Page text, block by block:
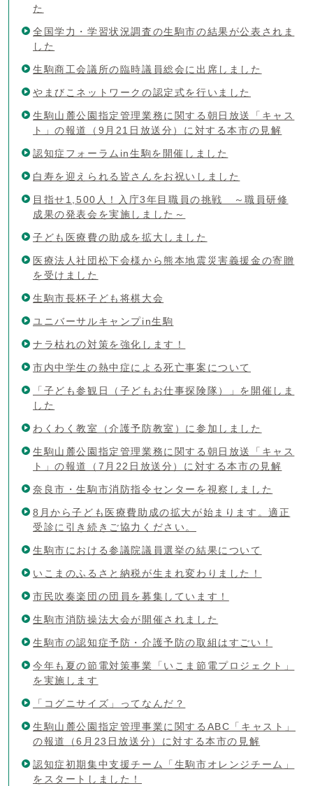
た
全国学力・学習状況調査の生駒市の結果が公表されま
した
生駒商工会議所の臨時議員総会に出席しました
やまびこネットワークの認定式を行いました
生駒山麓公園指定管理業務に関する朝日放送「キャス
ト」の報道（9月21日放送分）に対する本市の見解
認知症フォーラムin生駒を開催しました
白寿を迎えられる皆さんをお祝いしました
目指せ1,500人！入庁3年目職員の挑戦 ～職員研修
成果の発表会を実施しました～
子ども医療費の助成を拡大しました
医療法人社団松下会様から熊本地震災害義援金の寄贈
を受けました
生駒市長杯子ども将棋大会
ユニバーサルキャンプin生駒
ナラ枯れの対策を強化します！
市内中学生の熱中症による死亡事案について
「子ども参観日（子どもお仕事探険隊）」を開催しま
した
わくわく教室（介護予防教室）に参加しました
生駒山麓公園指定管理業務に関する朝日放送「キャス
ト」の報道（7月22日放送分）に対する本市の見解
奈良市・生駒市消防指令センターを視察しました
8月から子ども医療費助成の拡大が始まります。適正
受診に引き続きご協力ください。
生駒市における参議院議員選挙の結果について
いこまのふるさと納税が生まれ変わりました！
市民吹奏楽団の団員を募集しています！
生駒市消防操法大会が開催されました
生駒市の認知症予防・介護予防の取組はすごい！
今年も夏の節電対策事業「いこま節電プロジェクト」
を実施します
「コグニサイズ」ってなんだ？
生駒山麓公園指定管理事業に関するABC「キャスト」
の報道（6月23日放送分）に対する本市の見解
認知症初期集中支援チーム「生駒市オレンジチーム」
をスタートしました！